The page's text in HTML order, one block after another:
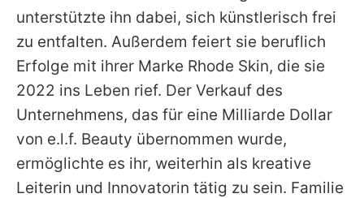
unterstützte ihn dabei, sich künstlerisch frei
zu entfalten. Außerdem feiert sie beruflich
Erfolge mit ihrer Marke Rhode Skin, die sie
2022 ins Leben rief. Der Verkauf des
Unternehmens, das für eine Milliarde Dollar
von e.l.f. Beauty übernommen wurde,
ermöglichte es ihr, weiterhin als kreative
Leiterin und Innovatorin tätig zu sein. Familie